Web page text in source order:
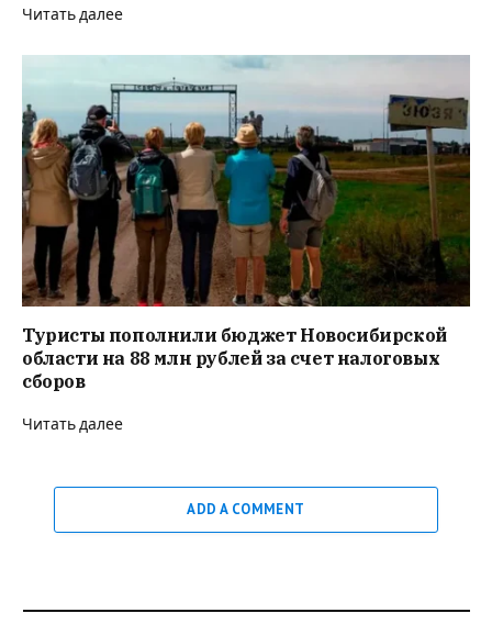
Читать далее
Туристы пополнили бюджет Новосибирской
области на 88 млн рублей за счет налоговых
сборов
Читать далее
ADD A COMMENT